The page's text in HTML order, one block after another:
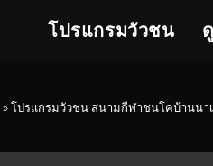
โปรแกรมวัวชน
»โปรแกรมวัวชน สนามกีฬาชนโคบ้านนา